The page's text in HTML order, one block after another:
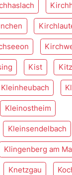
Kist
Kleinheubach
Kleinostheim
Kleinsendelbach
Klingenberg am
Knetzgau